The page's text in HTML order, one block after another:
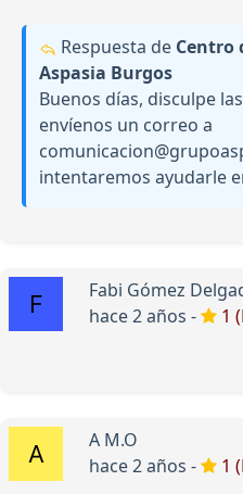
Respuesta de Centro
Aspasia Burgos
Buenos días, disculpe
envíenos un correo a
intentaremos ayudarle
Fabi Gómez
hace 2 años -
1
A M.O
hace 2 años -
1